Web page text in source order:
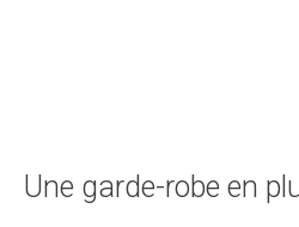
Une garde-robe en